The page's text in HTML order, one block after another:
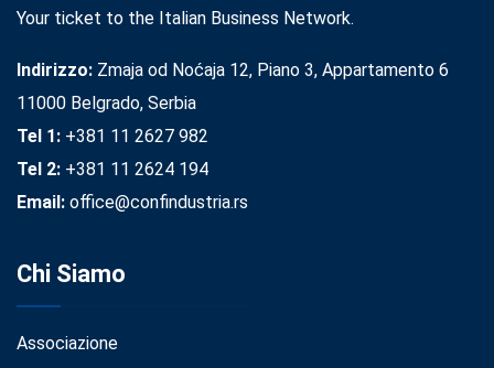
Your ticket to the Italian Business Network.
Indirizzo: Zmaja od Noćaja 12, Piano 3, Appartamento 6
11000 Belgrado, Serbia
Tel 1: +381 11 2627 982
Tel 2: +381 11 2624 194
Email: office@confindustria.rs
Chi Siamo
Associazione